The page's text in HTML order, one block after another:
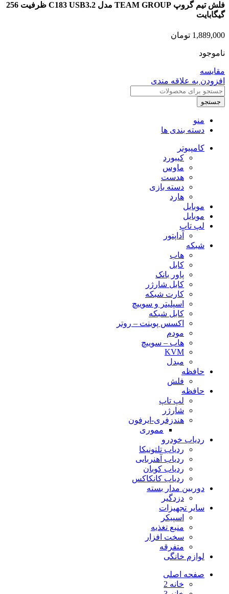
فلش تیم گروپ TEAM GROUP مدل C183 USB3.2 ظرفیت 256
گیگابایت
1,889,000 تومان
ناموجود
مقایسه
افزودن به علاقه مندی
جستجو
منو
دسته بندی ها
کامپیوتر
کیبورد
ماوس
هدست
دسته بازی
هارد
موبایل
موبایل
لپ تاپ
آداپتور
شبکه
هاب
کابل
پاور بانک
کابل شارژر
کارت شبکه
اسپلیتر و سوییچ
کابل شبکه
اکسس پوینت – روتر
مودم
هاب – سوییچ
KVM
مبدل
حافظه
فلش
حافظه
لپ تاپ
شارژر
هندزفری-ایرفون
مموری
ردیاب خودرو
ردیاب تلتونیکا
ردیاب آهنربایی
ردیاب کوبان
ردیاب کانکاکس
دوربین مدار بسته
دزدگیر
سایر تجهیزات
اسپیکر
منبع تغذیه
سخت افزار
متفرقه
لوازم خانگی
صفحه اصلی
خانه 2